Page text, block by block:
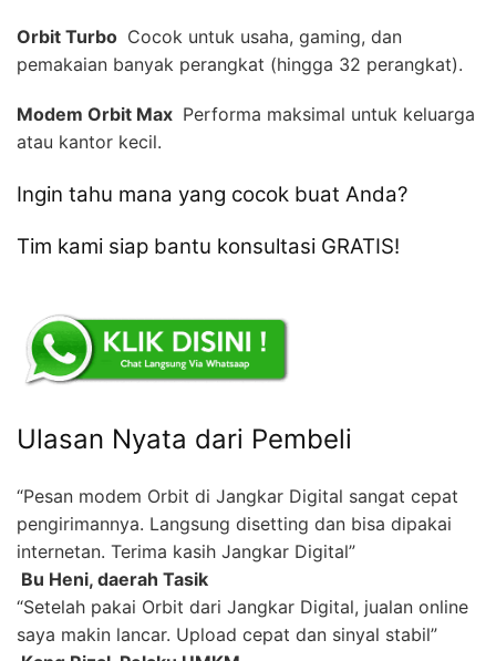
Orbit Turbo  Cocok untuk usaha, gaming, dan
pemakaian banyak perangkat (hingga 32 perangkat).
Modem Orbit Max  Performa maksimal untuk keluarga
atau kantor kecil.
Ingin tahu mana yang cocok buat Anda?
Tim kami siap bantu konsultasi GRATIS!
Ulasan Nyata dari Pembeli
“Pesan modem Orbit di Jangkar Digital sangat cepat
pengirimannya. Langsung disetting dan bisa dipakai
internetan. Terima kasih Jangkar Digital”
 Bu Heni, daerah Tasik
“Setelah pakai Orbit dari Jangkar Digital, jualan online
saya makin lancar. Upload cepat dan sinyal stabil”